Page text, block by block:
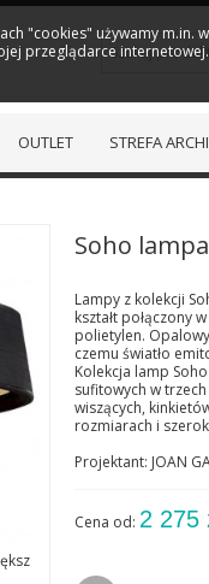
OUTLET STREFA
Soho
Lampy z kolekcji
kształt połączony
polietylen.
czemu światło
Kolekcja lamp
sufitowych w
wiszących,
rozmiarach i
Projektant: JOAN
Cena od: 2 275
"cookies" używamy
przeglądarce